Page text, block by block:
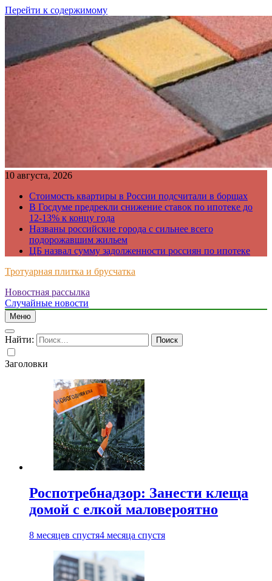
Перейти к содержимому
10 августа, 2026
Стоимость квартиры в России подсчитали в борщах
В Госдуме предрекли снижение ставок по ипотеке до
12-13% к концу года
Названы российские города с сильнее всего
подорожавшим жильем
ЦБ назвал сумму задолженности россиян по ипотеке
Тротуарная плитка и брусчатка
Just another WordPress site
Новостная рассылка
Случайные новости
Меню
Найти:
Заголовки
Роспотребнадзор: Занести клеща
домой с елкой маловероятно
8 месяцев спустя4 месяца спустя